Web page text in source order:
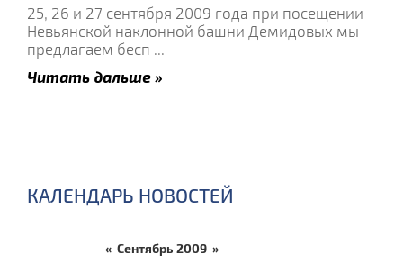
25, 26 и 27 сентября 2009 года при посещении
Невьянской наклонной башни Демидовых мы
предлагаем бесп ...
Читать дальше »
КАЛЕНДАРЬ НОВОСТЕЙ
« Сентябрь 2009 »